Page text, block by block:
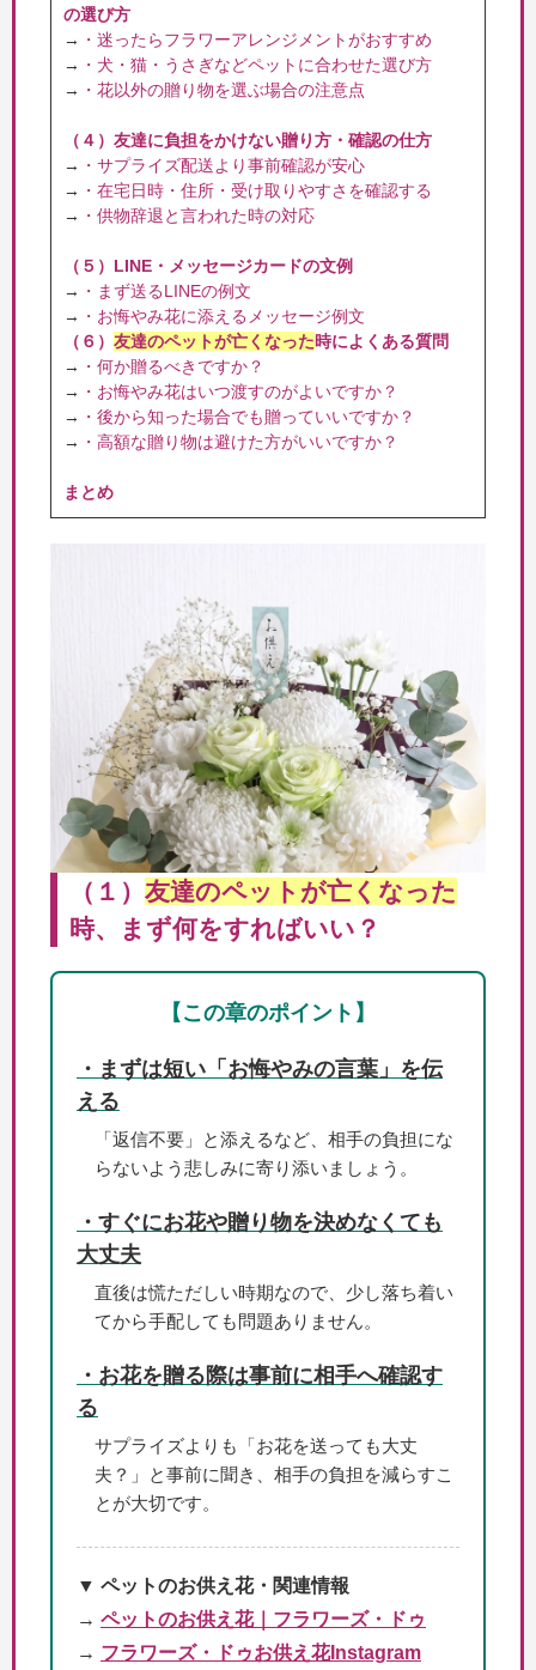
の選び方
→ ・迷ったらフラワーアレンジメントがおすすめ
→ ・犬・猫・うさぎなどペットに合わせた選び方
→ ・花以外の贈り物を選ぶ場合の注意点
（４）友達に負担をかけない贈り方・確認の仕方
→ ・サプライズ配送より事前確認が安心
→ ・在宅日時・住所・受け取りやすさを確認する
→ ・供物辞退と言われた時の対応
（５）LINE・メッセージカードの文例
→ ・まず送るLINEの例文
→ ・お悔やみ花に添えるメッセージ例文
（６） 友達のペットが亡くなった時によくある質問
→ ・何か贈るべきですか？
→ ・お悔やみ花はいつ渡すのがよいですか？
→ ・後から知った場合でも贈っていいですか？
→ ・高額な贈り物は避けた方がいいですか？
まとめ
（１） 友達のペットが亡くなった
時、まず何をすればいい？
【この章のポイント】
・まずは短い「お悔やみの言葉」を伝
える
「返信不要」と添えるなど、相手の負担にな
らないよう悲しみに寄り添いましょう。
・すぐにお花や贈り物を決めなくても
大丈夫
直後は慌ただしい時期なので、少し落ち着い
てから手配しても問題ありません。
・お花を贈る際は事前に相手へ確認す
る
サプライズよりも「お花を送っても大丈
夫？」と事前に聞き、相手の負担を減らすこ
とが大切です。
▼ ペットのお供え花・関連情報
→ ペットのお供え花｜フラワーズ・ドゥ
→ フラワーズ・ドゥお供え花Instagram